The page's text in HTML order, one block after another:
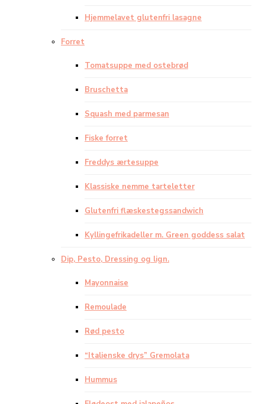
Hjemmelavet glutenfri lasagne
Forret
Tomatsuppe med ostebrød
Bruschetta
Squash med parmesan
Fiske forret
Freddys ærtesuppe
Klassiske nemme tarteletter
Glutenfri flæskestegssandwich
Kyllingefrikadeller m. Green goddess salat
Dip, Pesto, Dressing og lign.
Mayonnaise
Remoulade
Rød pesto
“Italienske drys” Gremolata
Hummus